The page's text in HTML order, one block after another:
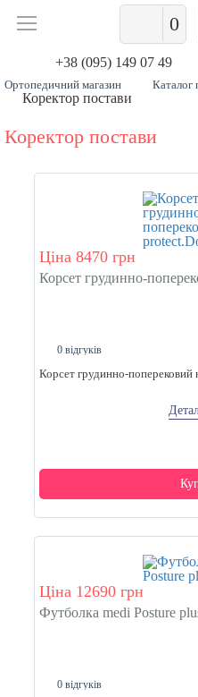
0
+38 (095) 149 07 49
Ортопедичний магазин Каталог
Коректор постави
Коректор постави
Ціна 8470 грн
Корсет грудинно-
0 відгуків
Корсет грудинно-
Ціна 12690 грн
Футболка medi Posture
0 відгуків